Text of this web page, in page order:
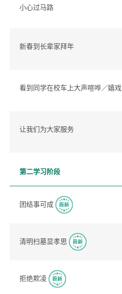
小心过马路
新春到长辈家拜年
看到同学在校车上大声喧哗／嬉戏
让我们为大家服务
第二学习阶段
团结事可成
清明扫墓显孝思
拒绝欺凌